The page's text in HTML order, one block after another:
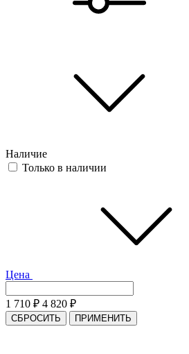
Наличие
Только в наличии
Цена
1 710 ₽ 4 820 ₽
СБРОСИТЬ ПРИМЕНИТЬ